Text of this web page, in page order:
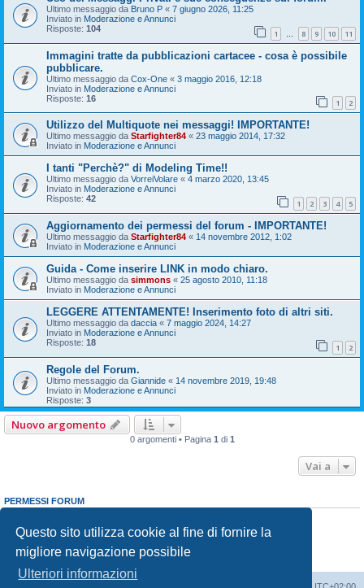
Questo sito utilizza cookie al fine di fornire la
migliore navigazione possibile
Ulteriori informazioni
Ultimo messaggio da Bruno P « 7 giugno 2026, 11:25
Inviato in Moderazione e Annunci
Risposte: 104 1 … 8 9 10 11
Immagini tratte da pubblicazioni cartacee - cosa è possibile
pubblicare.
Ultimo messaggio da Cox-One « 3 maggio 2016, 12:18
Inviato in Moderazione e Annunci
Risposte: 16 1 2
Utilizzo del Multiquote nei messaggi! IMPORTANTE!
Ultimo messaggio da Starfighter84 « 23 maggio 2014, 17:32
Inviato in Moderazione e Annunci
I tanti "Perchè?" di Modeling Time!!
Ultimo messaggio da VorreiVolare « 4 marzo 2020, 13:45
Inviato in Moderazione e Annunci
Risposte: 42 1 2 3 4 5
Aggiornamento dei permessi del forum - IMPORTANTE!
Ultimo messaggio da Starfighter84 « 14 novembre 2012, 1:02
Inviato in Moderazione e Annunci
Guida - Come inserire LINK in modo chiaro.
Ultimo messaggio da simmons « 25 agosto 2010, 11:18
Inviato in Moderazione e Annunci
LEGGERE ATTENTAMENTE! Inserimento foto di altri siti.
Ultimo messaggio da daccia « 7 maggio 2024, 14:27
Inviato in Moderazione e Annunci
Risposte: 18 1 2
Regole del Forum.
Ultimo messaggio da Giannide « 14 novembre 2019, 19:48
Inviato in Moderazione e Annunci
Risposte: 3
Nuovo argomento
0 argomenti • Pagina 1 di 1
Vai a
PERMESSI FORUM
Non puoirispondere negli argomenti
Non puoimodificare i tuoi messaggi
Non puoicancellare i tuoi messaggi
Non puoi
inviare allegati